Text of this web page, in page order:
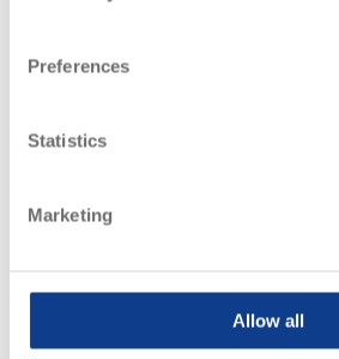
Preferences
Statistics
Marketing
Allow all
Framework